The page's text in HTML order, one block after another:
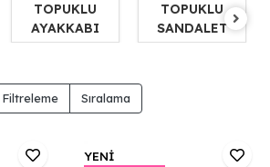
TOPUKLU
AYAKKABI
TOPUKLU
SANDALET
Filtreleme Sıralama
YENİ